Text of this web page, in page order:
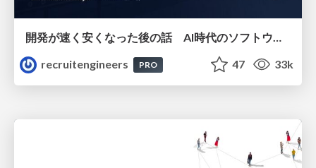
開発が速く安くなった後の話 AI時代のソフトウェアエンジニアリング組織論 #devsumi
recruitengineers
PRO 47 33k